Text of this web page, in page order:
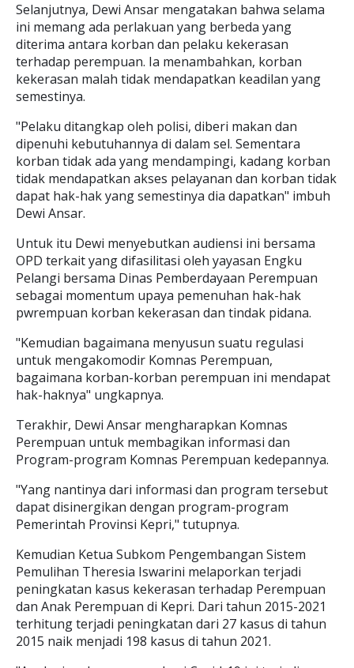
Selanjutnya, Dewi Ansar mengatakan bahwa selama
ini memang ada perlakuan yang berbeda yang
diterima antara korban dan pelaku kekerasan
terhadap perempuan. Ia menambahkan, korban
kekerasan malah tidak mendapatkan keadilan yang
semestinya.
"Pelaku ditangkap oleh polisi, diberi makan dan
dipenuhi kebutuhannya di dalam sel. Sementara
korban tidak ada yang mendampingi, kadang korban
tidak mendapatkan akses pelayanan dan korban tidak
dapat hak-hak yang semestinya dia dapatkan" imbuh
Dewi Ansar.
Untuk itu Dewi menyebutkan audiensi ini bersama
OPD terkait yang difasilitasi oleh yayasan Engku
Pelangi bersama Dinas Pemberdayaan Perempuan
sebagai momentum upaya pemenuhan hak-hak
pwrempuan korban kekerasan dan tindak pidana.
"Kemudian bagaimana menyusun suatu regulasi
untuk mengakomodir Komnas Perempuan,
bagaimana korban-korban perempuan ini mendapat
hak-haknya" ungkapnya.
Terakhir, Dewi Ansar mengharapkan Komnas
Perempuan untuk membagikan informasi dan
Program-program Komnas Perempuan kedepannya.
"Yang nantinya dari informasi dan program tersebut
dapat disinergikan dengan program-program
Pemerintah Provinsi Kepri," tutupnya.
Kemudian Ketua Subkom Pengembangan Sistem
Pemulihan Theresia Iswarini melaporkan terjadi
peningkatan kasus kekerasan terhadap Perempuan
dan Anak Perempuan di Kepri. Dari tahun 2015-2021
terhitung terjadi peningkatan dari 27 kasus di tahun
2015 naik menjadi 198 kasus di tahun 2021.